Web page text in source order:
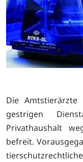
Die
gestrigen
Privathaushalt
befreit.